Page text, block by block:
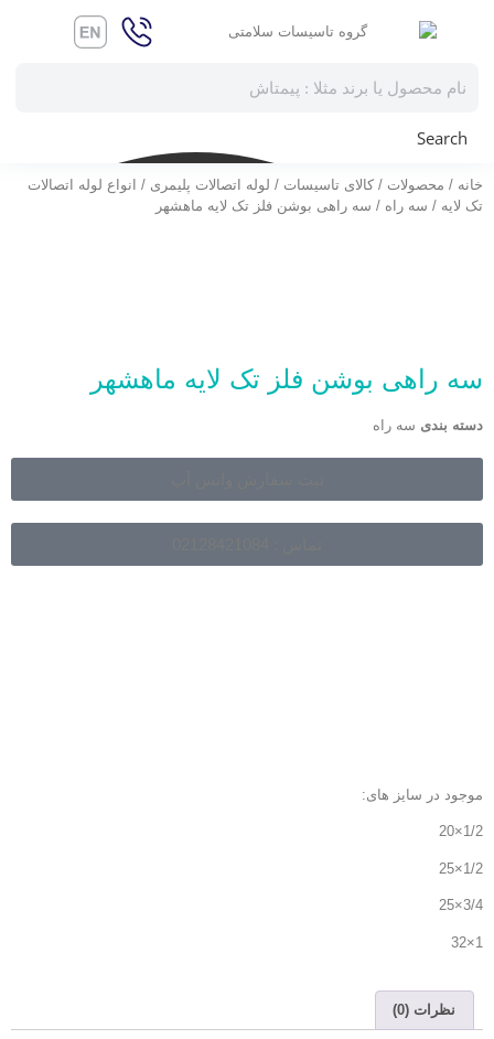
Search
خانه / محصولات / کالای تاسیسات / لوله اتصالات پلیمری / انواع لوله اتصالات
تک لایه / سه راه / سه راهی بوشن فلز تک لایه ماهشهر
سه راهی بوشن فلز تک لایه ماهشهر
دسته بندی سه راه
موجود در سایز های:
1/2×20
1/2×25
3/4×25
1×32
نظرات (0)